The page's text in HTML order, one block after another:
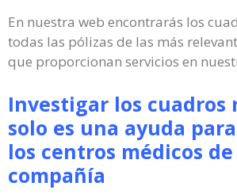
En nuestra web encontrarás los
todas las pólizas de las más
que proporcionan servicios en
Investigar los cuadros
solo es una ayuda
los centros médicos
compañía